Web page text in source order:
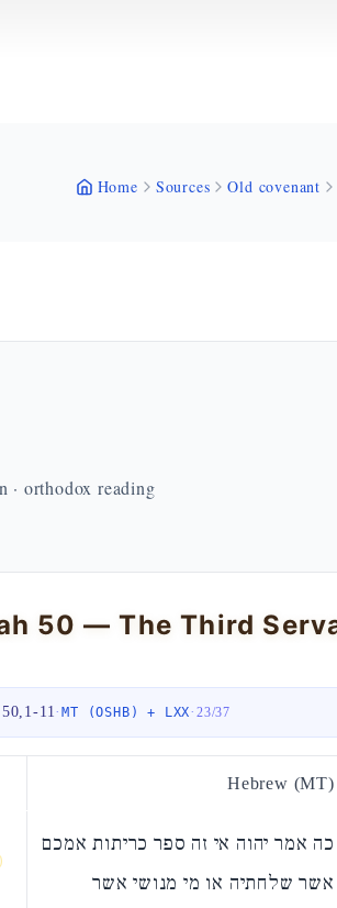
Home Sources Old covenant
· orthodox reading
11·MT (OSHB) + LXX·23/37
Hebrew (MT)
כה אמר יהוה אי זה ספר כריתות אמכם
אשר שלחתיה או מי מנושי אשר